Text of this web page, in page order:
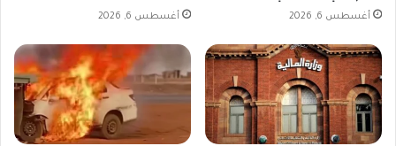
أغسطس 6, 2026 أغسطس 6, 2026